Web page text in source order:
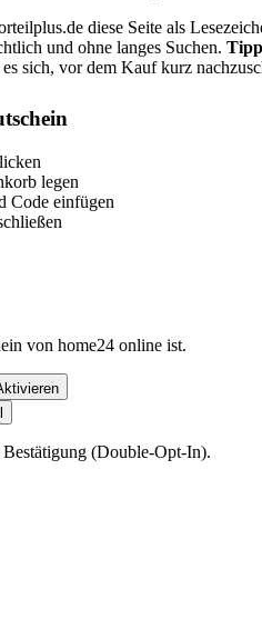
diese Seite als
und ohne langes Suchen.
sich, vor dem Kauf kurz
legen
Code einfügen
von home24 online ist.
(Double-Opt-In).